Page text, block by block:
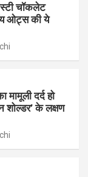
चॉकलेट
ओट्स की ये
दर्द हो
शोल्डर’ के लक्षण